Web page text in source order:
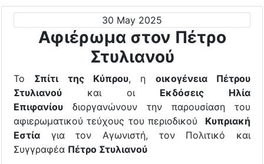
30 May 2025
Αφιέρωμα στον Πέτρο
Στυλιανού
Το Σπίτι της Κύπρου, η οικογένεια Πέτρου
Στυλιανού και οι Εκδόσεις Ηλία
Επιφανίου διοργανώνουν την παρουσίαση του
αφιερωματικού τεύχους του περιοδικού Κυπριακή
Εστία για τον Αγωνιστή, τον Πολιτικό και
Συγγραφέα Πέτρο Στυλιανού